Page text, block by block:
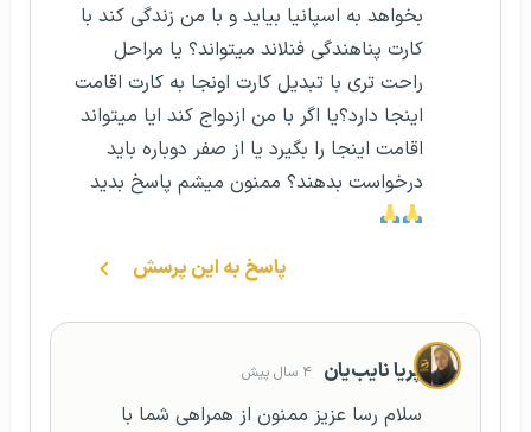
بخواهد به اسپانیا بیاید و با من زندگی کند با
کارت پناهندگی فنلاند میتواند؟ یا مراحل
راحت تری با تبدیل کارت اونجا به کارت اقامت
اینجا دارد؟یا اگر با من ازدواج کند ایا میتواند
اقامت اینجا را بگیرد یا از صفر دوباره باید
درخواست بدهند؟ ممنون میشم پاسخ بدید‌‌
پاسخ به این پرسش
پریا نایب‌یان ۴ سال پیش
سلام رسا عزیز ممنون از همراهی شما با